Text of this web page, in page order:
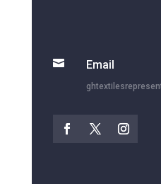
 Email